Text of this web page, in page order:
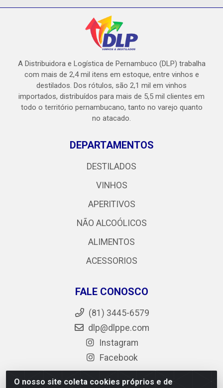
O nosso site coleta cookies próprios e de
A Distribuidora e Logística de Pernambuco (DLP) trabalha
com mais de 2,4 mil itens em estoque, entre vinhos e
destilados. Dos rótulos, são 2,1 mil em vinhos
importados, distribuídos para mais de 5,5 mil clientes em
todo o território pernambucano, tanto no varejo quanto
no atacado.
DEPARTAMENTOS
DESTILADOS
VINHOS
APERITIVOS
NÃO ALCOÓLICOS
ALIMENTOS
ACESSORIOS
FALE CONOSCO
(81) 3445-6579
dlp@dlppe.com
Instagram
Facebook